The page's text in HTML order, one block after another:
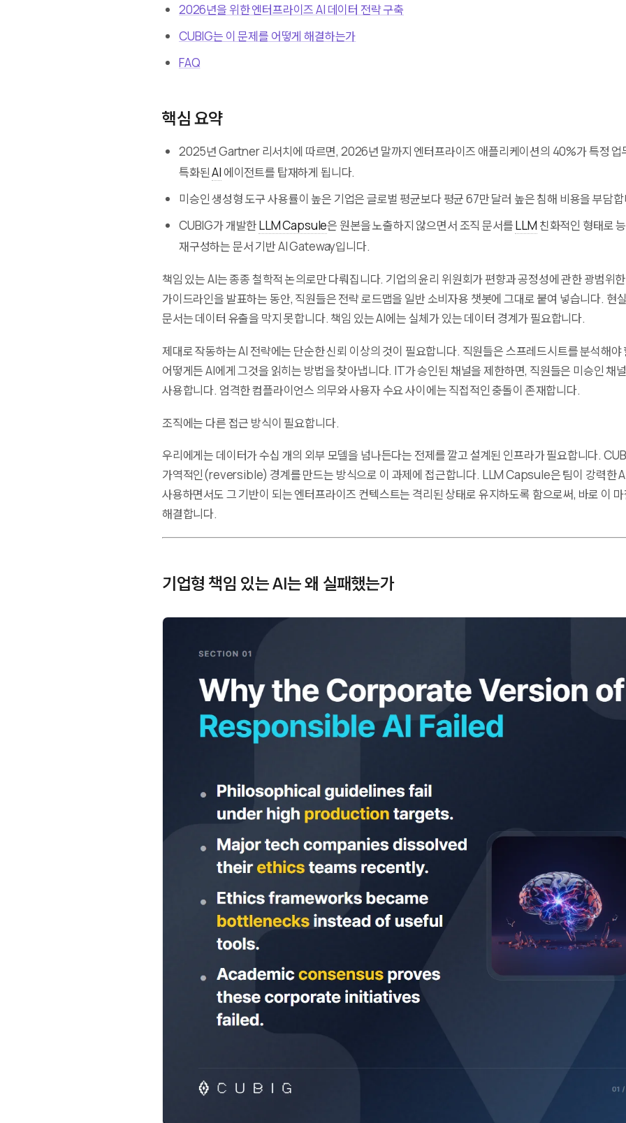
2026년을 위한 엔터프라이즈 AI 데이터 전략 구축
CUBIG는 이 문제를 어떻게 해결하는가
FAQ
핵심 요약
2025년 Gartner 리서치에 따르면, 2026년 말까지 엔터프라이즈 애플리케이션의 40%가 특정 업
특화된AI 에이전트를 탑재하게 됩니다.
미승인 생성형 도구 사용률이 높은 기업은 글로벌 평균보다 평균 67만 달러 높은 침해 비용을 부담
CUBIG가 개발한LLM Capsule은 원본을 노출하지 않으면서 조직 문서를LLM 친화적인 형태로
재구성하는 문서 기반 AI Gateway입니다.
책임 있는 AI는 종종 철학적 논의로만 다뤄집니다. 기업의 윤리 위원회가 편향과 공정성에 관한 광범위한
가이드라인을 발표하는 동안, 직원들은 전략 로드맵을 일반 소비자용 챗봇에 그대로 붙여 넣습니다. 현
문서는 데이터 유출을 막지 못합니다. 책임 있는 AI에는 실체가 있는 데이터 경계가 필요합니다.
제대로 작동하는 AI 전략에는 단순한 신뢰 이상의 것이 필요합니다. 직원들은 스프레드시트를 분석해야
어떻게든 AI에게 그것을 읽히는 방법을 찾아냅니다. IT가 승인된 채널을 제한하면, 직원들은 미승인 채
사용합니다. 엄격한 컴플라이언스 의무와 사용자 수요 사이에는 직접적인 충돌이 존재합니다.
조직에는 다른 접근 방식이 필요합니다.
우리에게는 데이터가 수십 개의 외부 모델을 넘나든다는 전제를 깔고 설계된 인프라가 필요합니다.
가역적인(reversible) 경계를 만드는 방식으로 이 과제에 접근합니다. LLM Capsule은 팀이 강력한
사용하면서도 그 기반이 되는 엔터프라이즈 컨텍스트는 격리된 상태로 유지하도록 함으로써, 바로 이
해결합니다.
기업형 책임 있는 AI는 왜 실패했는가